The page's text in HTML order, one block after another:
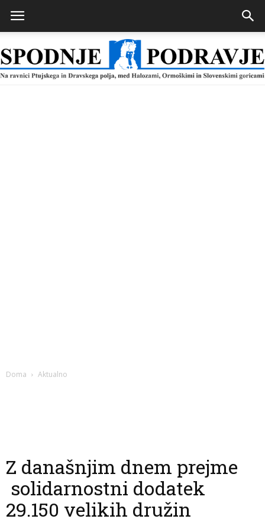
Doma Aktualno
Z današnjim dnem prejme
solidarnostni dodatek
29.150 velikih družin